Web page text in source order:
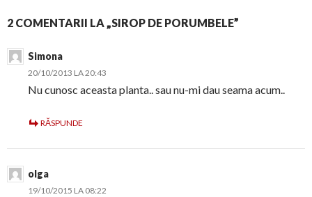
2 COMENTARII LA „SIROP DE PORUMBELE”
Simona
20/10/2013 LA 20:43
Nu cunosc aceasta planta.. sau nu-mi dau seama acum..
RĂSPUNDE
olga
19/10/2015 LA 08:22